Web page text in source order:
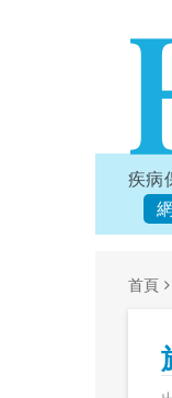
疾病
首頁